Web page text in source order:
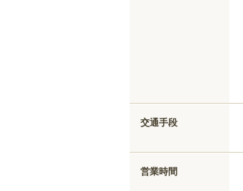
交通手段
営業時間